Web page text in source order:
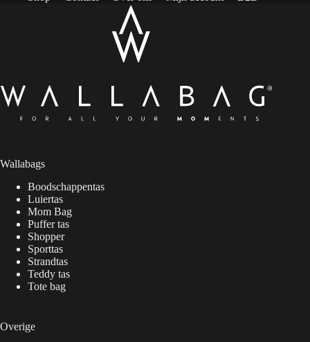
Wallabags
Boodschappentas
Luiertas
Mom Bag
Puffer tas
Shopper
Sporttas
Strandtas
Teddy tas
Tote bag
Overige